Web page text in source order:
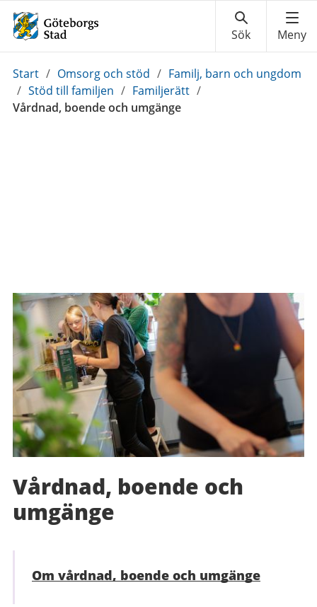
Du
är
här:
Start / Omsorg och stöd / Familj, barn och ungdom
/ Stöd till familjen / Familjerätt /
Vårdnad, boende och umgänge
Vårdnad, boende och
umgänge
Om vårdnad, boende och umgänge